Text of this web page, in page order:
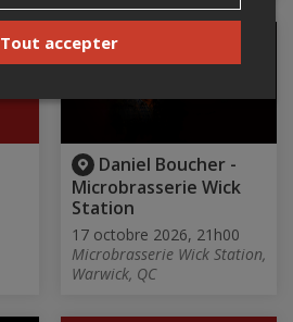
Daniel Boucher -
Microbrasserie Wick
Station
17 octobre 2026, 21h00
Microbrasserie Wick Station,
Warwick, QC
Tout accepter